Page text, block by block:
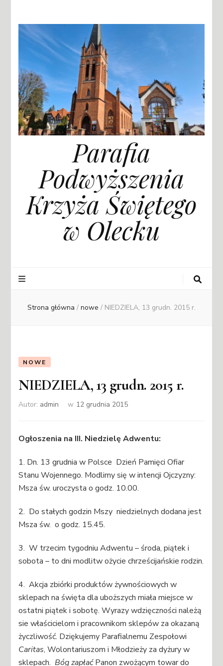
Parafia
Podwyższenia
Krzyża Świętego
w Olecku
Strona główna / nowe / NIEDZIELA, 13 grudn. 2015 r.
NOWE
NIEDZIELA, 13 grudn. 2015 r.
Autor: admin w 12 grudnia 2015
Ogłoszenia na III. Niedzielę Adwentu:
1. Dn. 13 grudnia w Polsce Dzień Pamięci Ofiar
Stanu Wojennego. Modlimy się w intencji Ojczyzny:
Msza św. uroczysta o godz. 10.00.
2. Do stałych godzin Mszy niedzielnych dodana jest
Msza św. o godz. 15.45.
3. W trzecim tygodniu Adwentu – środa, piątek i
sobota – to dni modlitw ożycie chrześcijańskie rodzin.
4. Akcja zbiórki produktów żywnościowych w
sklepach na święta dla uboższych miała miejsce w
ostatni piątek i sobotę. Wyrazy wdzięczności należą
sie właścicielom i pracownikom sklepów za okazaną
życzliwość. Dziękujemy Parafialnemu Zespołowi
Caritas, Wolontariuszom i Młodzieży za dyżury w
sklepach.Bóg zapłaćPanon zwożącym towar do